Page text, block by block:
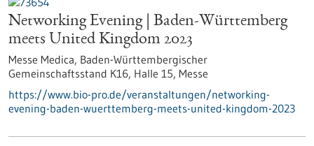
Networking Evening | Baden-Württemberg
meets United Kingdom 2023
Messe Medica, Baden-Württembergischer
Gemeinschaftsstand K16, Halle 15, Messe
https://www.bio-pro.de/veranstaltungen/networking-
evening-baden-wuerttemberg-meets-united-kingdom-2023